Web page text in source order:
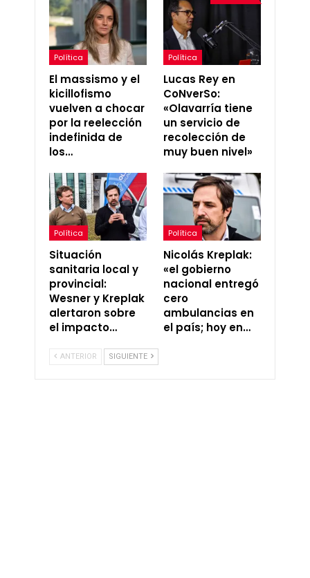
Política
El massismo y el
kicillofismo
vuelven a chocar
por la reelección
indefinida de
los…
Política
Lucas Rey en
CoNverSo:
«Olavarría tiene
un servicio de
recolección de
muy buen nivel»
Política
Situación
sanitaria local y
provincial:
Wesner y Kreplak
alertaron sobre
el impacto…
Política
Nicolás Kreplak:
«el gobierno
nacional entregó
cero
ambulancias en
el país; hoy en…
ANTERIOR SIGUIENTE